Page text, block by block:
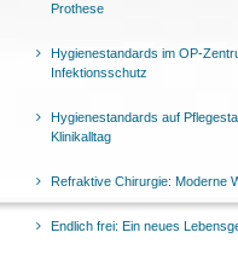
Prothese
Hygienestandards im OP-
Infektionsschutz
Hygienestandards auf
Klinikalltag
Refraktive Chirurgie: Moderne
Endlich frei: Ein neues